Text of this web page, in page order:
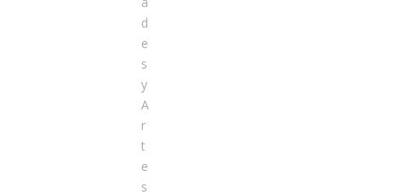
d
e
s
y
A
r
t
e
s